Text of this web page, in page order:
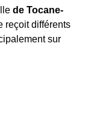
de Tocane-
reçoit différents
sur